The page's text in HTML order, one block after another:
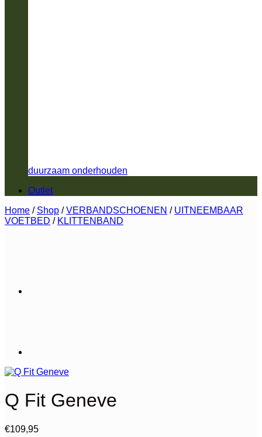
duurzaam onderhouden
Outlet
Home / Shop / VERBANDSCHOENEN / UITNEEMBAAR
VOETBED / KLITTENBAND
Q Fit Geneve
€109,95